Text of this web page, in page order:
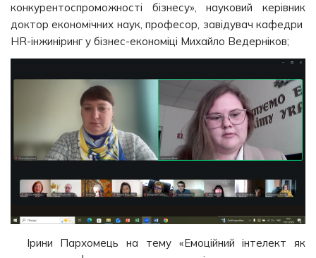
конкурентоспроможності бізнесу», науковий керівник
доктор економічних наук, професор, завідувач кафедри
HR-інжиніринг у бізнес-економіці Михайло Ведерніков;
Ірини Пархомець на тему «Емоційний інтелект як